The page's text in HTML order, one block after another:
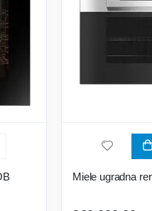
Miele ugradna